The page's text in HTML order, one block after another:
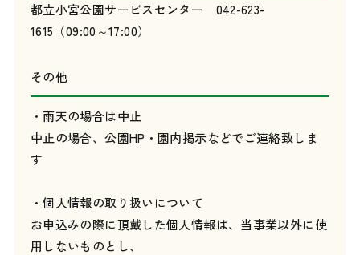
都立小宮公園サービスセンター 042-623-
1615（09:00～17:00）
その他
・雨天の場合は中止
中止の場合、公園HP・園内掲示などでご連絡致しま
す
・個人情報の取り扱いについて
お申込みの際に頂戴した個人情報は、当事業以外に使
用しないものとし、